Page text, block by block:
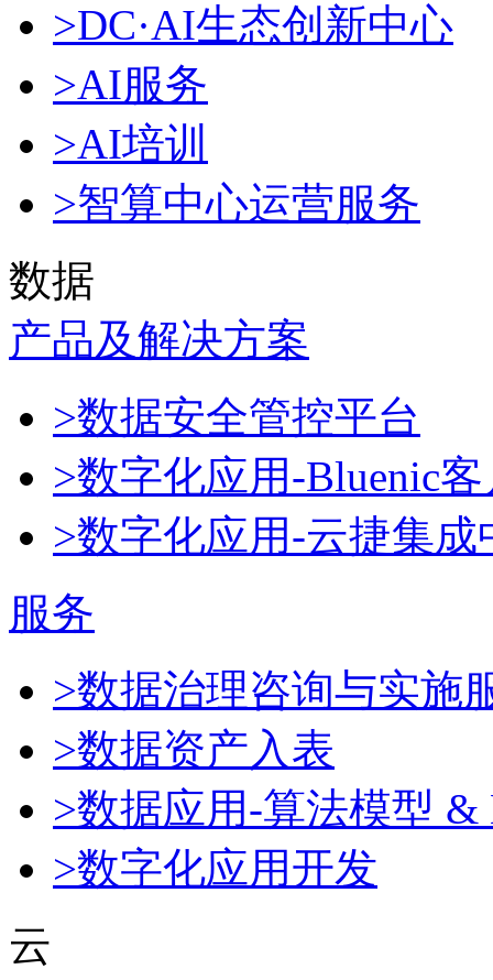
>DC·AI生态创新中心
>AI服务
>AI培训
>智算中心运营服务
数据
产品及解决方案
>数据安全管控平台
>数字化应用-Bluenic
>数字化应用-云捷集成
服务
>数据治理咨询与实施
>数据资产入表
>数据应用-算法模型 &
>数字化应用开发
云